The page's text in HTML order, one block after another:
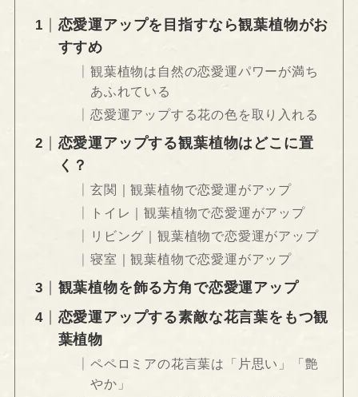
恋愛運アップを目指すなら観葉植物がお
すすめ
観葉植物は自然の恋愛運パワーが満ち
あふれている
恋愛運アップする花の色を取り入れる
恋愛運アップする観葉植物はどこに置
く？
玄関｜観葉植物で恋愛運がアップ
トイレ｜観葉植物で恋愛運がアップ
リビング｜観葉植物で恋愛運がアップ
寝室｜観葉植物で恋愛運がアップ
観葉植物を飾る方角で恋愛運アップ
恋愛運アップする素敵な花言葉をもつ観
葉植物
ペペロミアの花言葉は「片思い」「艶
やか」